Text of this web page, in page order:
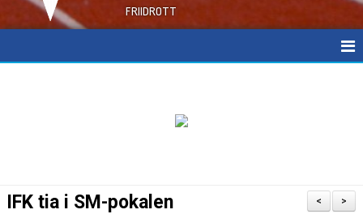
FRIIDROTT
>
<
IFK tia i SM-pokalen